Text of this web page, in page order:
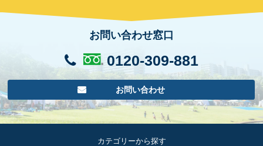
お問い合わせ窓口
0120-309-881
お問い合わせ
カテゴリーから探す